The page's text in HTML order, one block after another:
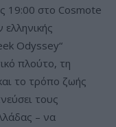
19:00 στο Cosmote
Odyssey“
πλούτο, τη
το τρόπο ζωής
τους
– να